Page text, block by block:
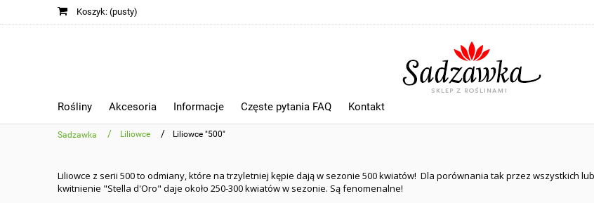
Koszyk: (pusty)
Rośliny Akcesoria Informacje Częste pytania FAQ Kontakt
Sadzawka / Liliowce / Liliowce "500"
Liliowce z serii 500 to odmiany, które na trzyletniej kępie dają w sezonie 500 kwiatów! Dla porównania tak przez wszystkich
kwitnienie "Stella d'Oro" daje około 250-300 kwiatów w sezonie. Są fenomenalne!